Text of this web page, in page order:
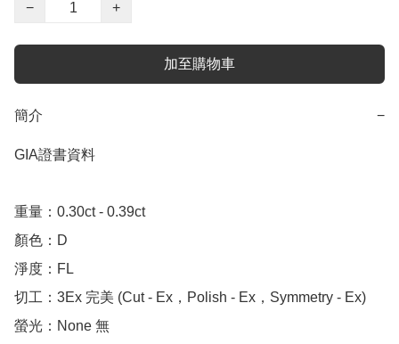
−
+
加至購物車
簡介 −
GIA證書資料
重量：0.30ct - 0.39ct
顏色：D
淨度：FL
切工：3Ex 完美 (Cut - Ex，Polish - Ex，Symmetry - Ex)
螢光：None 無